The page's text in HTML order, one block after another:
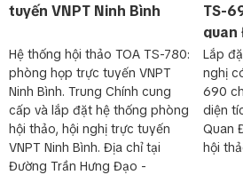
Hệ thống hội thảo 𝐁𝐎𝐒𝐂𝐇 𝐃𝐈𝐂𝐄𝐍𝐓𝐈𝐒
dạng các mã sản phẩm Camera trên
cầu và phần mềm mà quý khách hàng
tuyến VNPT Ninh Bình
Hệ thống hội thảo TOA TS-780:
phòng họp trực tuyến VNPT
Ninh Bình. Trung Chính cung
cấp và lắp đặt hệ thống phòng
hội thảo, hội nghị trực tuyến
VNPT Ninh Bình. Địa chỉ tại
Đường Trần Hưng Đạo -
TS-
quan
Lắp
nghị
690
diện
Quan
hội